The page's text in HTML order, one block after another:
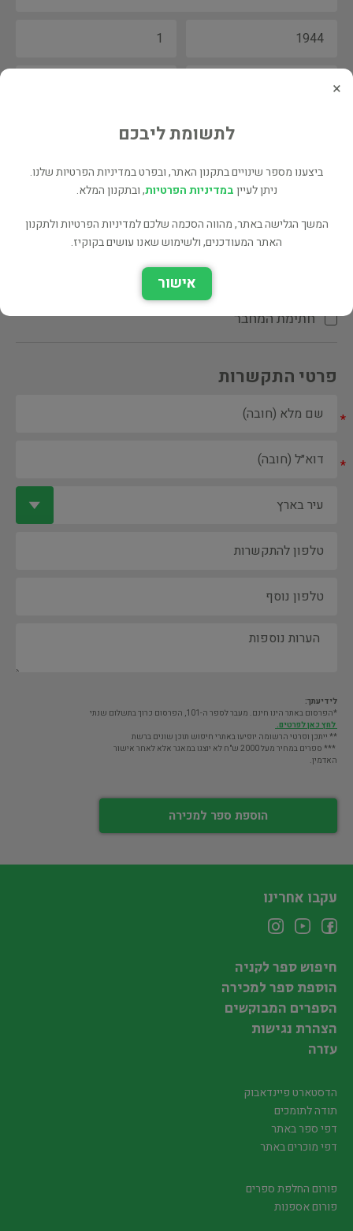
הקדשת המחבר\המתרגם
חתימת המחבר
פרטי התקשרות
*
*
לידיעתך:
*הפרסום באתר הינו חינם. מעבר לספר ה-101, הפרסום כרוך בתשלום שנתי
לחץ כאן לפרטים.
** ייתכן ופרטי הרשומה יופיעו באתרי חיפוש תוכן שונים ברשת
*** ספרים במחיר מעל 2000 ש"ח לא יוצגו במאגר אלא לאחר אישור
האדמין.
הוספת ספר למכירה
×
לתשומת ליבכם
ביצענו מספר שינויים בתקנון האתר, ובפרט במדיניות הפרטיות שלנו.
ניתן לעייןבמדיניות הפרטיות, ובתקנון המלא.
המשך הגלישה באתר, מהווה הסכמה שלכם למדיניות הפרטיות ולתקנון
האתר המעודכנים, ולשימוש שאנו עושים בקוקיז.
אישור
עקבו אחרינו
חיפוש ספר לקניה
הוספת ספר למכירה
הספרים המבוקשים
הצהרת נגישות
עזרה
הדסטארט פיינדאבוק
תודה לתומכים
דפי ספר באתר
דפי מוכרים באתר
פורום החלפת ספרים
פורום אספנות